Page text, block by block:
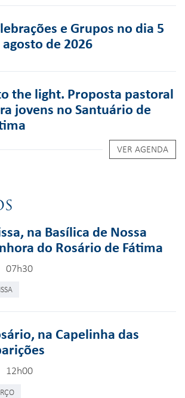
e Grupos no dia 5
de 2026
the light. Proposta pastoral
jovens no Santuário de
VER AGENDA
na Basílica de Nossa
do Rosário de Fátima
07h30
na Capelinha das
12h00